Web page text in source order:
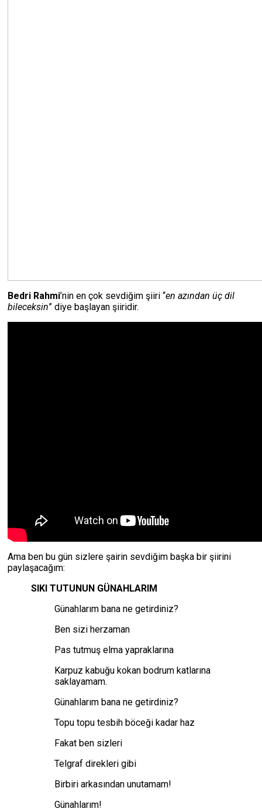
Bedri Rahmi’nin en çok sevdiğim şiiri “en azından üç dil
bileceksin” diye başlayan şiiridir.
Ama ben bu gün sizlere şairin sevdiğim başka bir şiirini
paylaşacağım:
SIKI TUTUNUN GÜNAHLARIM
Günahlarım bana ne getirdiniz?
Ben sizi herzaman
Pas tutmuş elma yapraklarına
Karpuz kabuğu kokan bodrum katlarına
saklayamam.
Günahlarım bana ne getirdiniz?
Topu topu tesbih böceği kadar haz
Fakat ben sizleri
Telgraf direkleri gibi
Birbiri arkasından unutamam!
Günahlarım!